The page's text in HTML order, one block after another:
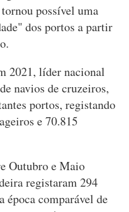
possível uma
dos portos a partir
2021, líder nacional
navios de cruzeiros,
portos, registando
e 70.815
Outubro e Maio
registaram 294
época comparável de